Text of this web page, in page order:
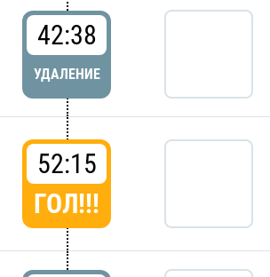
42:38
УДАЛЕНИЕ
52:15
ГОЛ!!!